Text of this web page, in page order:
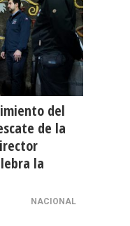
del
de la
la
NACIONAL